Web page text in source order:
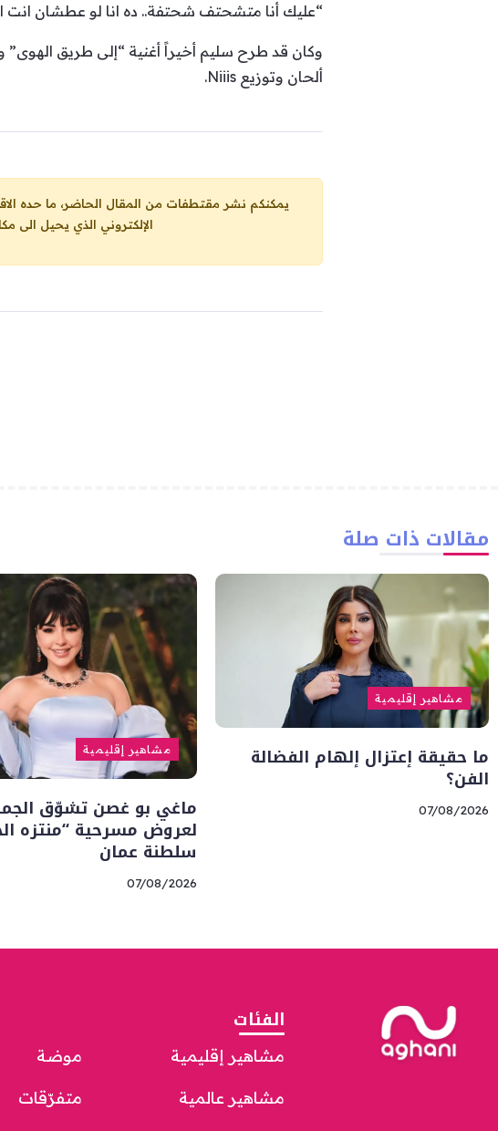
“عليك أنا متشحتف شحتفة.. ده انا لو عطشان انت
وكان قد طرح سليم أخيراً أغنية “إلى طريق
ألحان وتوزيع Niiis.
يمكنكم نشر مقتطفات من المقال الحاضر، ما حده الاقصى 25% من مجموع المقال، شرط: ذكر اسم المؤلف والناشر
الإلكتروني الذي يحيل الى
مقالات ذات صلة
مشاهير إقليمية
ما حقيقة إعتزال إلهام الفضالة
الفن؟
07/08/2026
مشاهير إقليمية
ماغي بو غصن تشوّق
لعروض مسرحية “منتزه
سلطنة عمان
07/08/2026
الفئات
مشاهير إقليمية
مشاهير عالمية
موضة
متفرّقات